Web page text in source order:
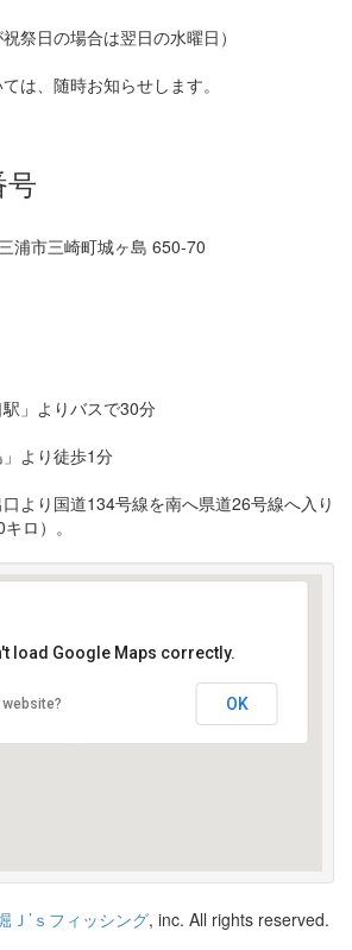
祭日の場合は翌日の水曜日）
は、随時お知らせします。
浦市三崎町城ヶ島 650-70
」よりバスで30分
より徒歩1分
より国道134号線を南へ県道26号線へ入り
ロ）。
受け付けはこちら
load Google Maps correctly.
OK
Ｊ’ｓフィッシング, inc. All rights reserved.